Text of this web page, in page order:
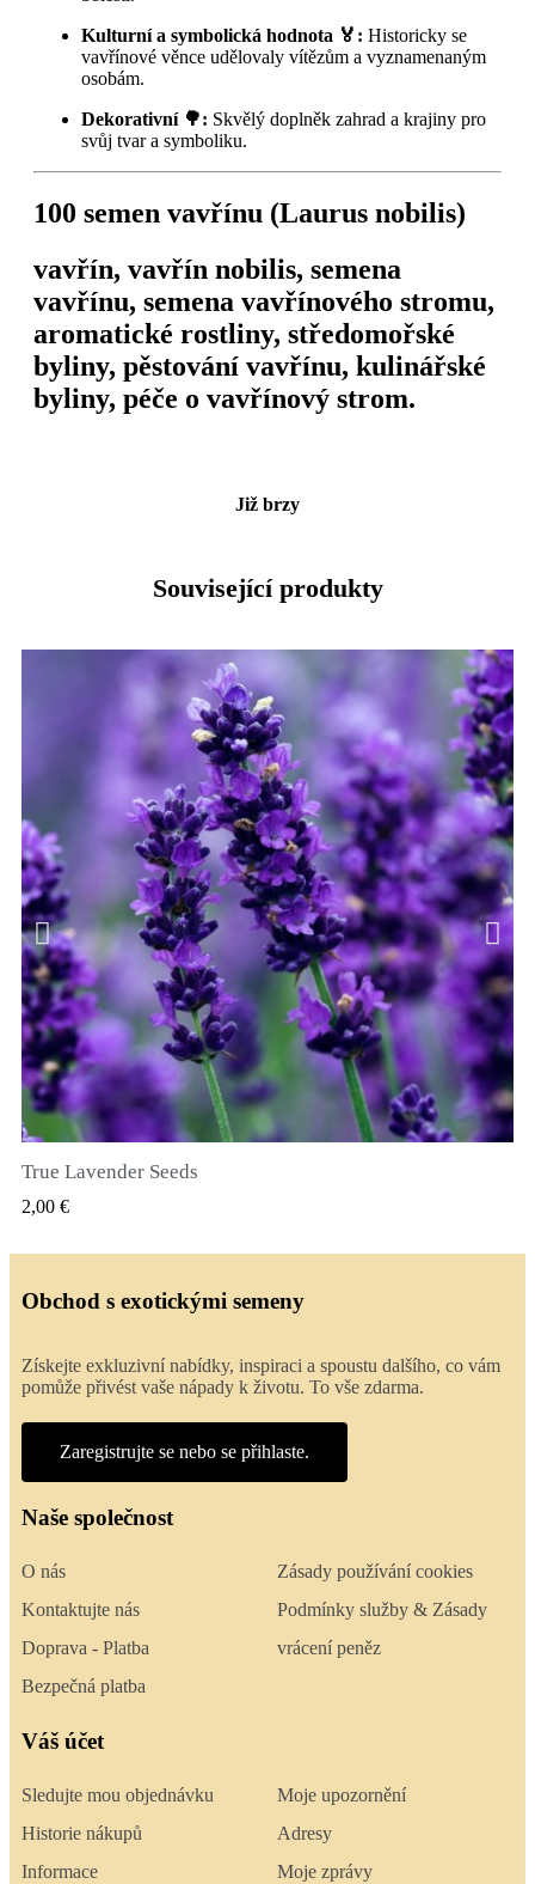
Kulturní a symbolická hodnota 🏅: Historicky se
vavřínové věnce udělovaly vítězům a vyznamenaným
osobám.
Dekorativní 🌳: Skvělý doplněk zahrad a krajiny pro
svůj tvar a symboliku.
100 semen vavřínu (Laurus nobilis)
vavřín, vavřín nobilis, semena
vavřínu, semena vavřínového stromu,
aromatické rostliny, středomořské
byliny, pěstování vavřínu, kulinářské
byliny, péče o vavřínový strom.
Již brzy
Související produkty
True Lavender Seeds
2,00 €
Obchod s exotickými semeny
Získejte exkluzivní nabídky, inspiraci a spoustu dalšího, co vám
pomůže přivést vaše nápady k životu. To vše zdarma.
Zaregistrujte se nebo se přihlaste.
Naše společnost
O nás
Kontaktujte nás
Doprava - Platba
Bezpečná platba
Zásady používání cookies
Podmínky služby & Zásady
vrácení peněz
Váš účet
Sledujte mou objednávku
Historie nákupů
Informace
Moje upozornění
Adresy
Moje zprávy